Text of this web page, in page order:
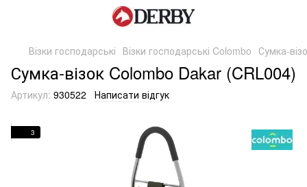
Візки господарські Візки господарські Colombo Сумка-
Сумка-візок Colombo Dakar (CRL004)
Артикул: 930522 Написати відгук
3